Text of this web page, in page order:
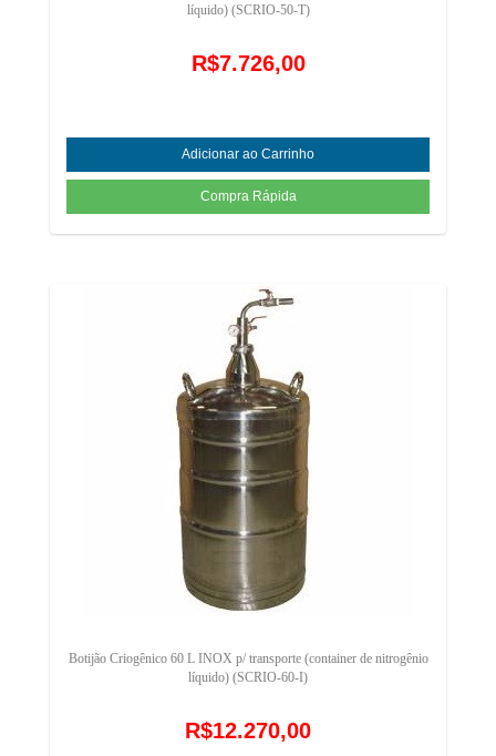
líquido) (SCRIO-50-T)
R$7.726,00
Botijão Criogênico 60 L INOX p/ transporte (container de nitrogênio
líquido) (SCRIO-60-I)
R$12.270,00